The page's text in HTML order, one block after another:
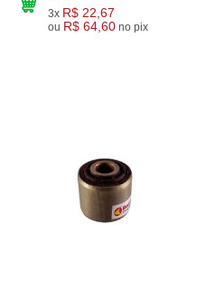
3x R$ 22,67
ou R$ 64,60 no pix